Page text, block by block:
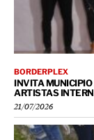
BORDERPLEX
INVITA
ARTISTAS
21/07/2026